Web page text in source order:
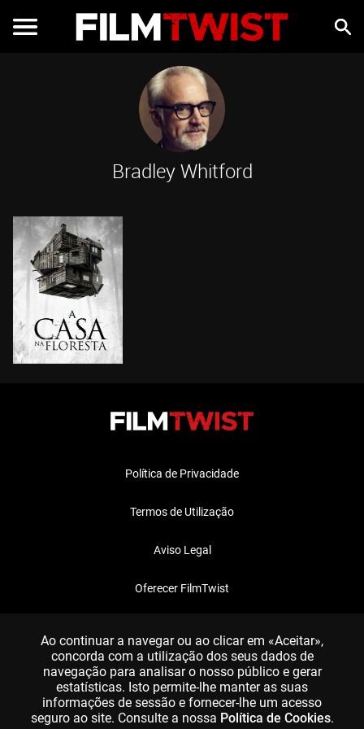
Bradley Whitford
Política de Privacidade
Termos de Utilização
Aviso Legal
Oferecer FilmTwist
Ao continuar a navegar ou ao clicar em «Aceitar»,
concorda com a utilização dos seus dados de
navegação para analisar o nosso público e gerar
estatísticas. Isto permite-lhe manter as suas
informações de sessão e fornecer-lhe um acesso
seguro ao site. Consulte a nossa Política de Cookies.